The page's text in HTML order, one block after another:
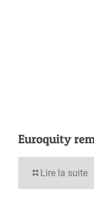
Euroquity
Lire la suite